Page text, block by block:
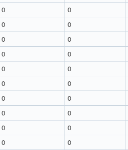
0 0
0 0
0 0
0 0
0 0
0 0
0 0
0 0
0 0
0 0